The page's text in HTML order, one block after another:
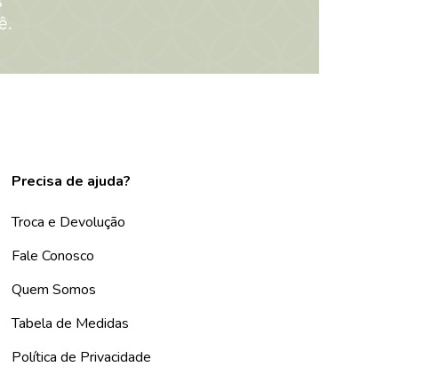
Precisa de ajuda?
Troca e Devolução
Fale Conosco
Quem Somos
Tabela de Medidas
Política de Privacidade